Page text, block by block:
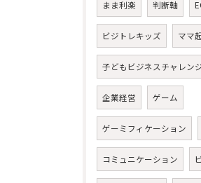
まま利楽 判断軸
ビジトレキッズ ママ
子どもビジネスチャレン
企業経営 ゲーム
ゲーミフィケーション
コミュニケーション